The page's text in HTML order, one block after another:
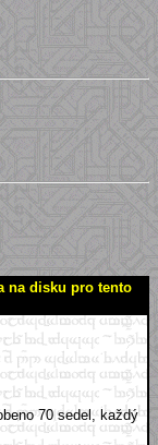
na disku pro tento
70 sedel, každý